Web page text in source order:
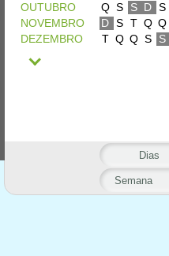
OUTUBRO
Q S S D S
NOVEMBRO
D S T Q Q
DEZEMBRO
T Q Q S S
Semana
Dias